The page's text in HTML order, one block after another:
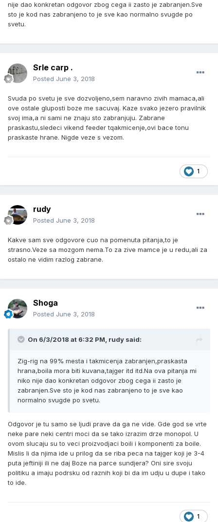
nije dao konkretan odgovor zbog cega ii zasto je zabranjen.Sve
sto je kod nas zabranjeno to je sve kao normalno svugde po
svetu.
Srle carp .
Posted June 3, 2018
Svuda po svetu je sve dozvoljeno,sem naravno zivih mamaca,ali
ove ostale gluposti boze me sacuvaj. Kaze svako jezero pravilnik
svoj ima,a ni sami ne znaju sto zabranjuju. Zabrane
praskastu,sledeci vikend feeder tqakmicenje,ovi bace tonu
praskaste hrane. Nigde veze s vezom.
1
rudy
Posted June 3, 2018
Kakve sam sve odgovore cuo na pomenuta pitanja,to je
strasno.Veze sa mozgom nema.To za zive mamce je u redu,ali za
ostalo ne vidim razlog zabrane.
Shoga
Posted June 3, 2018
On 6/3/2018 at 6:32 PM, rudy said:
Zig-rig na 99% mesta i takmicenja zabranjen,praskasta
hrana,boila mora biti kuvana,tajger itd itd.Na ova pitanja mi
niko nije dao konkretan odgovor zbog cega ii zasto je
zabranjen.Sve sto je kod nas zabranjeno to je sve kao
normalno svugde po svetu.
Odgovor je tu samo se ljudi prave da ga ne vide. Gde god se vrte
neke pare neki centri moci da se tako izrazim drze monopol. U
ovom slucaju su to veci proizvodjaci boili i komponenti za boile.
Mislis li da njima ide u prilog da se riba peca na tajger koji je 3-4
puta jeftiniji ili ne daj Boze na parce sundjera? Oni sire svoju
politiku a imaju podrsku od raznih koji bi da im udju u dupe i tako
to ide.
1